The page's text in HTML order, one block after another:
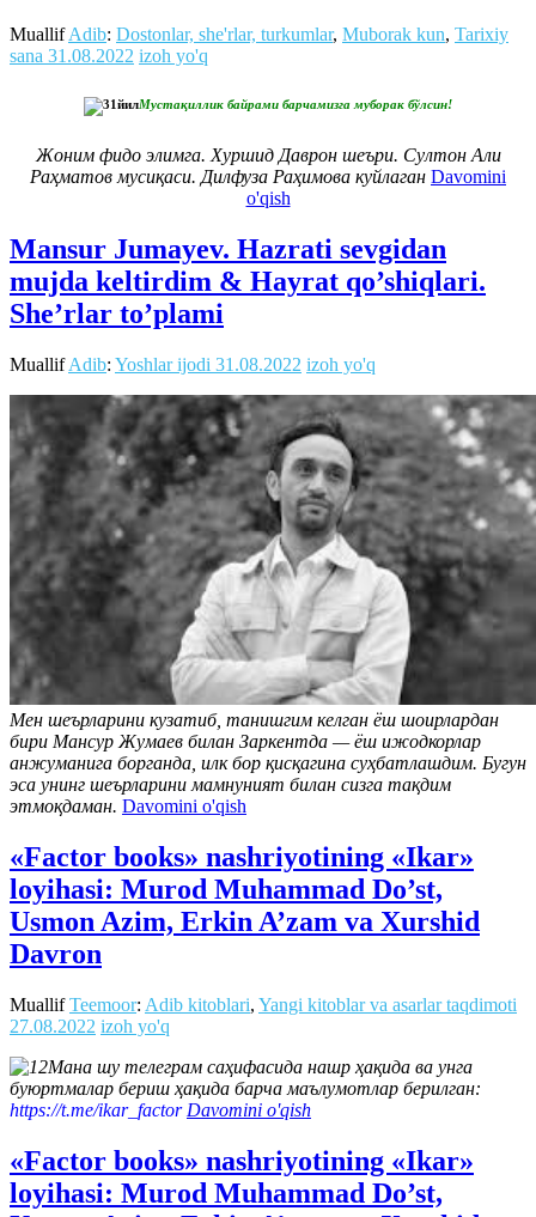
MuallifAdib: Dostonlar, she'rlar, turkumlar, Muborak kun, Tarixiy
sana 31.08.2022 izoh yo'q
Мустақиллик байрами барчамизга муборак бўлсин!
Жоним фидо элимга. Хуршид Даврон шеъри. Султон Али
Раҳматов мусиқаси. Дилфуза Раҳимова куйлаган Davomini
o'qish
Mansur Jumayev. Hazrati sevgidan
mujda keltirdim & Hayrat qo’shiqlari.
She’rlar to’plami
MuallifAdib: Yoshlar ijodi 31.08.2022 izoh yo'q
Мен шеърларини кузатиб, танишгим келган ёш шоирлардан
бири Мансур Жумаев билан Заркентда — ёш ижодкорлар
анжуманига борганда, илк бор қисқагина суҳбатлашдим. Бугун
эса унинг шеърларини мамнуният билан сизга тақдим
этмоқдаман. Davomini o'qish
«Factor books» nashriyotining «Ikar»
loyihasi: Murod Muhammad Do’st,
Usmon Azim, Erkin A’zam va Xurshid
Davron
MuallifTeemoor: Adib kitoblari, Yangi kitoblar va asarlar taqdimoti
27.08.2022 izoh yo'q
Мана шу телеграм саҳифасида нашр ҳақида ва унга
буюртмалар бериш ҳақида барча маълумотлар берилган:
https://t.me/ikar_factor Davomini o'qish
«Factor books» nashriyotining «Ikar»
loyihasi: Murod Muhammad Do’st,